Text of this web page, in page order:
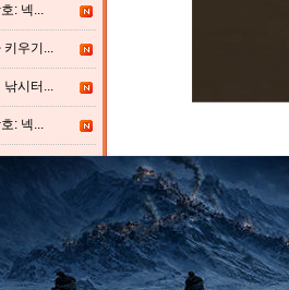
: 넥...
우기...
시터...
: 넥...
삼국지...
낚시터...
키우기...